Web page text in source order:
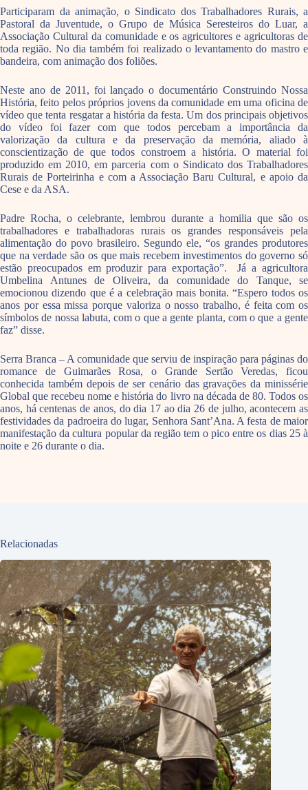
Participaram da animação, o Sindicato dos Trabalhadores Rurais, a
Pastoral da Juventude, o Grupo de Música Seresteiros do Luar, a
Associação Cultural da comunidade e os agricultores e agricultoras de
toda região. No dia também foi realizado o levantamento do mastro e
bandeira, com animação dos foliões.
Neste ano de 2011, foi lançado o documentário Construindo Nossa
História, feito pelos próprios jovens da comunidade em uma oficina de
vídeo que tenta resgatar a história da festa. Um dos principais objetivos
do vídeo foi fazer com que todos percebam a importância da
valorização da cultura e da preservação da memória, aliado à
conscientização de que todos constroem a história. O material foi
produzido em 2010, em parceria com o Sindicato dos Trabalhadores
Rurais de Porteirinha e com a Associação Baru Cultural, e apoio da
Cese e da ASA.
Padre Rocha, o celebrante, lembrou durante a homilia que são os
trabalhadores e trabalhadoras rurais os grandes responsáveis pela
alimentação do povo brasileiro. Segundo ele, “os grandes produtores
que na verdade são os que mais recebem investimentos do governo só
estão preocupados em produzir para exportação”. Já a agricultora
Umbelina Antunes de Oliveira, da comunidade do Tanque, se
emocionou dizendo que é a celebração mais bonita. “Espero todos os
anos por essa missa porque valoriza o nosso trabalho, é feita com os
símbolos de nossa labuta, com o que a gente planta, com o que a gente
faz” disse.
Serra Branca – A comunidade que serviu de inspiração para páginas do
romance de Guimarães Rosa, o Grande Sertão Veredas, ficou
conhecida também depois de ser cenário das gravações da minissérie
Global que recebeu nome e história do livro na década de 80. Todos os
anos, há centenas de anos, do dia 17 ao dia 26 de julho, acontecem as
festividades da padroeira do lugar, Senhora Sant’Ana. A festa de maior
manifestação da cultura popular da região tem o pico entre os dias 25 à
noite e 26 durante o dia.
Relacionadas